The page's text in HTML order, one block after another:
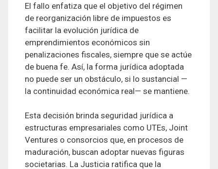
El fallo enfatiza que el objetivo del régimen
de reorganización libre de impuestos es
facilitar la evolución jurídica de
emprendimientos económicos sin
penalizaciones fiscales, siempre que se actúe
de buena fe. Así, la forma jurídica adoptada
no puede ser un obstáculo, si lo sustancial —
la continuidad económica real— se mantiene.
Esta decisión brinda seguridad jurídica a
estructuras empresariales como UTEs, Joint
Ventures o consorcios que, en procesos de
maduración, buscan adoptar nuevas figuras
societarias. La Justicia ratifica que la